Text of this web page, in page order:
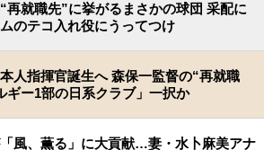
再就職先”に挙がるまさかの球団 采配に
のテコ入れ役にうってつけ
人指揮官誕生へ 森保一監督の“再就職
ギー1部の日系クラブ」一択か
風、薫る」に大貢献…妻・水卜麻美アナ